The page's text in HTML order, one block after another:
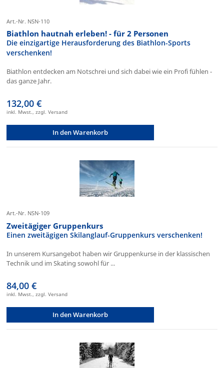
Art.-Nr. NSN-110
Biathlon hautnah erleben! - für 2 Personen
Die einzigartige Herausforderung des Biathlon-Sports
verschenken!
Biathlon entdecken am Notschrei und sich dabei wie ein Profi fühlen -
das ganze Jahr.
132,00 €
inkl. Mwst., zzgl. Versand
In den Warenkorb
Art.-Nr. NSN-109
Zweitägiger Gruppenkurs
Einen zweitägigen Skilanglauf-Gruppenkurs verschenken!
In unserem Kursangebot haben wir Gruppenkurse in der klassischen
Technik und im Skating sowohl für ...
84,00 €
inkl. Mwst., zzgl. Versand
In den Warenkorb